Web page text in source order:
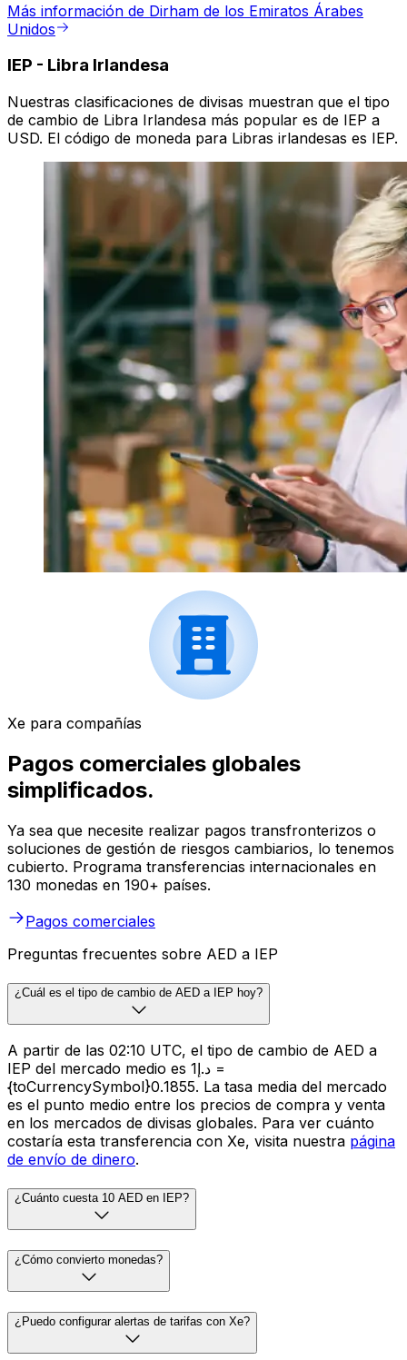
Más información de Dirham de los Emiratos Árabes
Unidos
IEP - Libra Irlandesa
Nuestras clasificaciones de divisas muestran que el tipo
de cambio de Libra Irlandesa más popular es de IEP a
USD. El código de moneda para Libras irlandesas es IEP.
Xe para compañías
Pagos comerciales globales
simplificados.
Ya sea que necesite realizar pagos transfronterizos o
soluciones de gestión de riesgos cambiarios, lo tenemos
cubierto. Programa transferencias internacionales en
130 monedas en 190+ países.
Pagos comerciales
Preguntas frecuentes sobre AED a IEP
¿Cuál es el tipo de cambio de AED a IEP hoy?
A partir de las 02:10 UTC, el tipo de cambio de AED a
IEP del mercado medio es د.إ1 =
{toCurrencySymbol}0.1855. La tasa media del mercado
es el punto medio entre los precios de compra y venta
en los mercados de divisas globales. Para ver cuánto
costaría esta transferencia con Xe, visita nuestra página
de envío de dinero.
¿Cuánto cuesta 10 AED en IEP?
¿Cómo convierto monedas?
¿Puedo configurar alertas de tarifas con Xe?